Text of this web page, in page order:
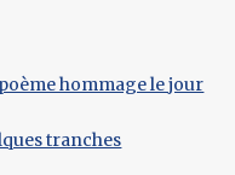
hommage le jour
tranches